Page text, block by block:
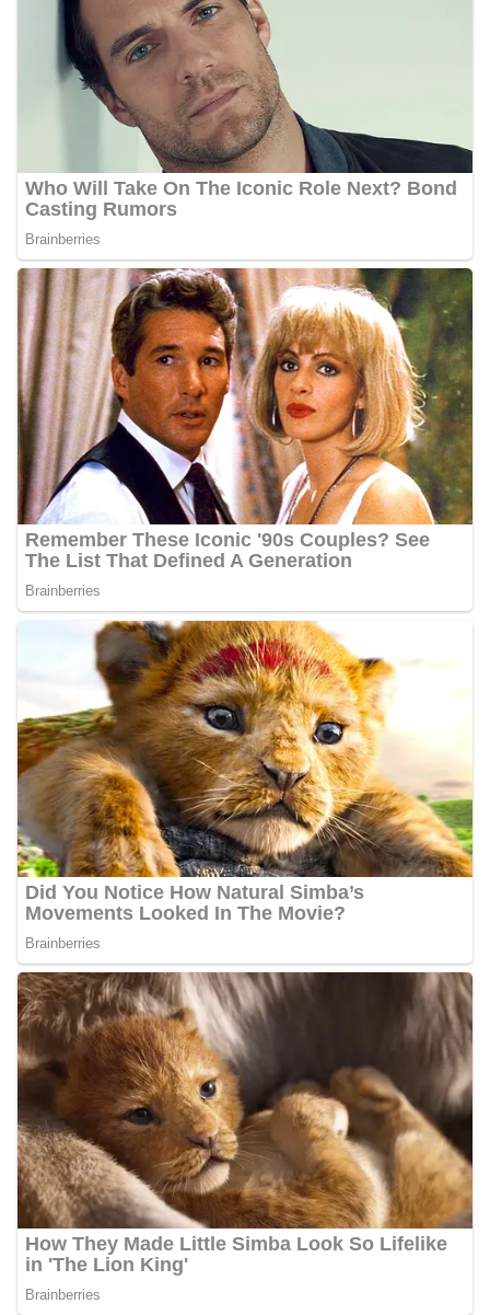
Bhabinkamtibmas di tengah-tengah warga
diharapkan dapat semakin mempererat
hubungan kemitraan antara Polri dan
masyarakat, sekaligus membangun kesadaran
kolektif warga akan pentingnya menjaga
keamanan, ketertiban, dan kekompakan
lingkungan, khususnya dalam menyambut
momentum bersejarah HUT Kemerdekaan
Republik Indonesia.‎Kegiatan sambang ini
rencananya akan terus dilaksanakan secara rutin
situasi Kamtibmas yang aman dan kondusif,
sekaligus menumbuhkan semangat nasionalisme
warga dalam menyambut Hari Kemerdekaan RI.
Percepat Penanganan Infrastruktur Kota Medan,
Dinas SDABMBK Perkuat Sinergi dengan
Kecamatan
Ketua DPRD Medan Terima Silaturahmi Kapolres
Belawan, Bahas Narkoba, Kriminalitas hingga
Potensi Ekonomi
Bhabinkamtibmas Polsek Medan Sunggal
Sambangi Warga Kelurahan Sunggal, Ingatkan
Pemasangan Bendera Merah Putih Jelang HUT
Kemerdekaan RI‎‎Medan, 5 Agustus 2026 — Dalam
rangka menyambut Hari Ulang Tahun
Bhabinkamtibmas Kelurahan Sunggal, Aiptu
Muliyadi Suraukur, melaksanakan kegiatan
sambang Door to Door System (DDS) kepada
warga di wilayah Kelurahan Sunggal, Kecamatan
Medan Sunggal, pada Rabu (05/08/2026).‎‎Kegiatan
tersebut berlangsung sejak pukul 09.00 WIB
hingga selesai, menyasar rumah-rumah warga di
beberapa lingkungan yang ada di kelurahan
tersebut.‎Sambang Langsung ke Rumah
Warga‎Dalam kegiatan ini, Aiptu Muliyadi
Suraukur mendatangi warga secara langsung dari
rumah ke rumah untuk menjalin silaturahmi
sekaligus menyampaikan pesan-pesan
kamtibmas. Kehadiran petugas disambut baik
oleh warga, yang sebagian besar tengah bersiap
dengan berbagai persiapan di lingkungan
masing-masing.‎Dalam dialog yang berlangsung
akrab, Bhabinkamtibmas menyapa warga,
menanyakan kondisi keamanan dan kenyamanan
lingkungan tempat tinggal, serta membuka ruang
komunikasi dua arah agar warga dapat
menyampaikan keluhan maupun informasi terkait
situasi kamtibmas di sekitar mereka.‎‎‎Salah satu
poin utama yang disampaikan dalam kegiatan
sambang ini adalah imbauan kepada warga untuk
memasang bendera Merah Putih secara penuh,
bukan setengah tiang, sebagai bentuk
penghormatan dan rasa cinta tanah air
menjelang perayaan HUT Kemerdekaan RI.
Petugas mengingatkan bahwa pemasangan
bendera dengan benar merupakan salah satu
wujud nyata partisipasi masyarakat dalam